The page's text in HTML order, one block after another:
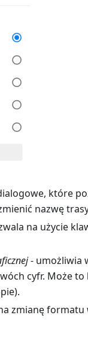
które
nazwę
na użycie
- umożliwia
cyfr. Może
zmianę